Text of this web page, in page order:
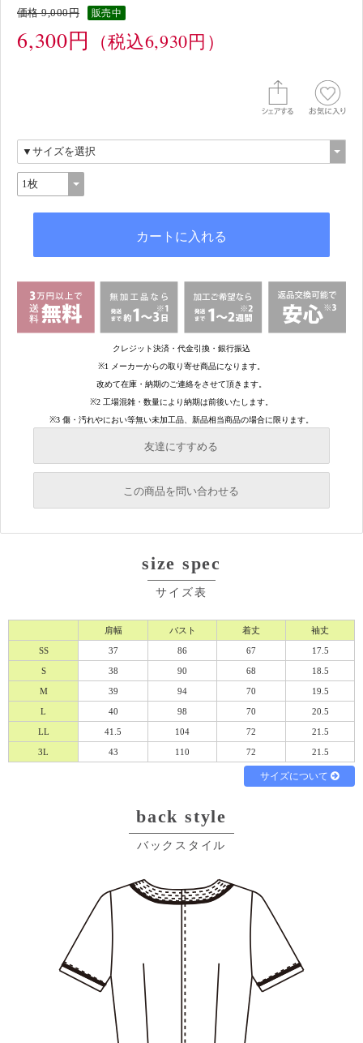
価格 9,000円 販売中
6,300円 （税込6,930円）
友達にすすめる
必須
必須
この商品を問い合わせる
必須
プライバシーポリシーをご確認ください。
プライバシーポリシーを確認しました。
size spec
サイズ表
肩幅 バスト 着丈 袖丈
SS 37 86 67 17.5
S 38 90 68 18.5
M 39 94 70 19.5
L 40 98 70 20.5
LL 41.5 104 72 21.5
3L 43 110 72 21.5
サイズについて
back style
バックスタイル